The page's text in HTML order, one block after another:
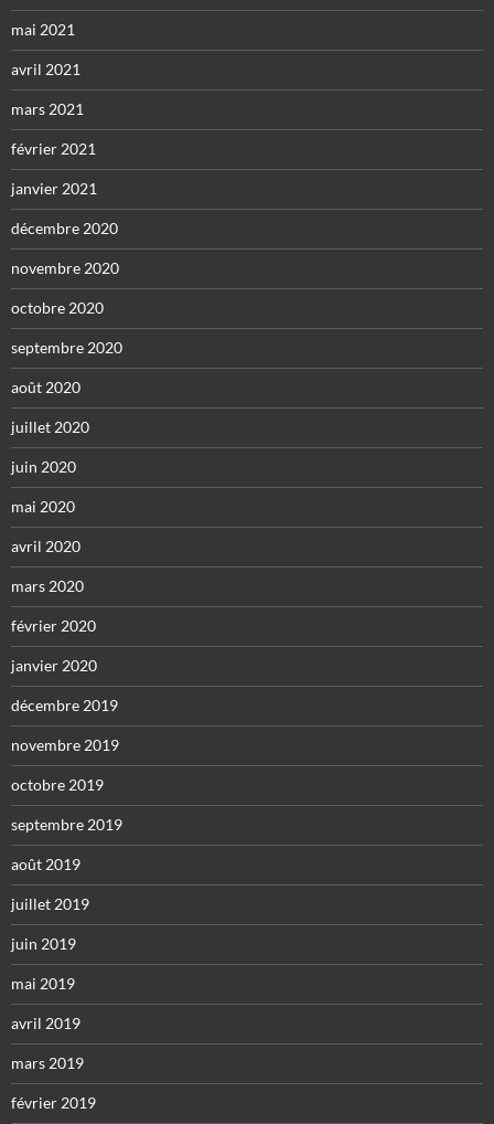
mai 2021
avril 2021
mars 2021
février 2021
janvier 2021
décembre 2020
novembre 2020
octobre 2020
septembre 2020
août 2020
juillet 2020
juin 2020
mai 2020
avril 2020
mars 2020
février 2020
janvier 2020
décembre 2019
novembre 2019
octobre 2019
septembre 2019
août 2019
juillet 2019
juin 2019
mai 2019
avril 2019
mars 2019
février 2019